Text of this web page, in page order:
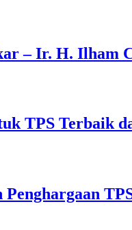
– Ir. H.
TPS Terbaik